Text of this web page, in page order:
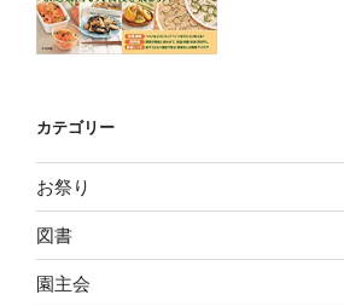
カテゴリー
お祭り
図書
園主会